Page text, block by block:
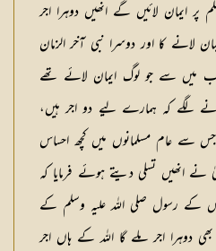
پر ایمان لائیں گے انھیں دوہرا اجر
لانے کا اور دوسرا نبی آخر الزمان
میں سے جو لوگ ایمان لائے تھے
لگے کہ ہمارے لیے دو اجر ہیں،
عام مسلمانوں میں کچھ احساس
نے انھیں تسلی دیتے ہوئے فرمایا کہ
کے رسول صلی اللہ علیہ وسلم کے
دوہرا اجر ملے گا اللہ کے ہاں اجر